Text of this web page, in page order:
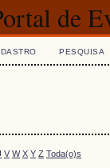
de
PESQUISA
V W X Y Z Toda(o)s